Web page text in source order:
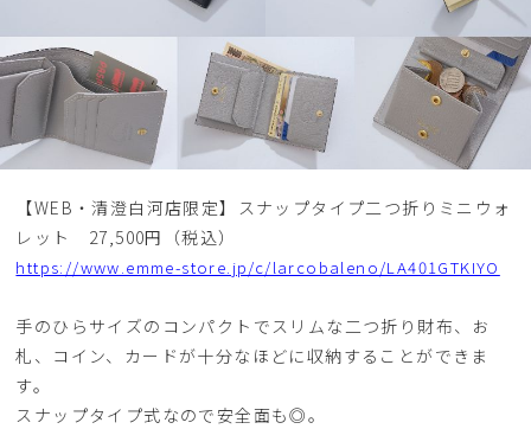
【WEB・清澄白河店限定】スナップタイプ二つ折りミニウォ
レット 27,500円（税込）
https://www.emme-store.jp/c/larcobaleno/LA401GTKIYO
手のひらサイズのコンパクトでスリムな二つ折り財布、お
札、コイン、カードが十分なほどに収納することができま
す。
スナップタイプ式なので安全面も◎。